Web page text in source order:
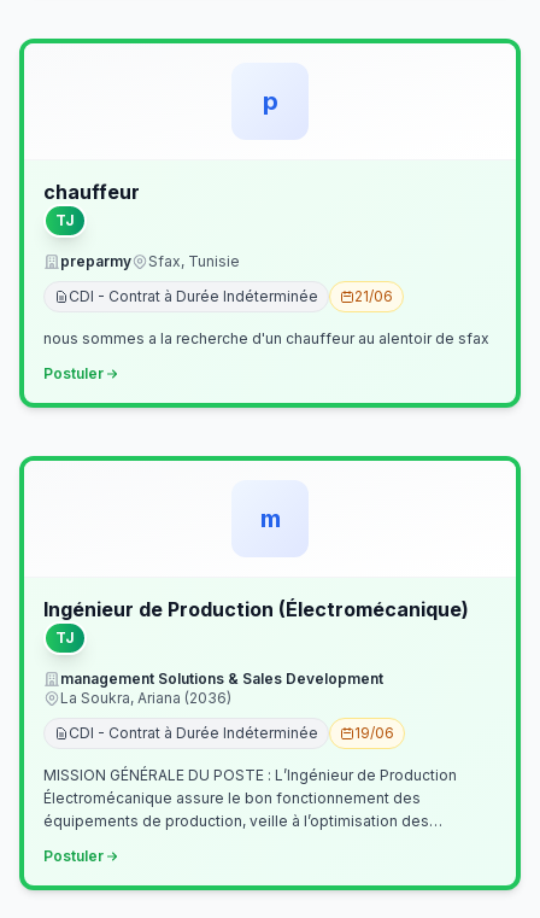
p
chauffeur
TJ
preparmy
Sfax, Tunisie
CDI - Contrat à Durée Indéterminée
21/06
nous sommes a la recherche d'un chauffeur au alentoir de sfax
Postuler
m
Ingénieur de Production (Électromécanique)
TJ
management Solutions & Sales Development
La Soukra, Ariana (2036)
CDI - Contrat à Durée Indéterminée
19/06
MISSION GÉNÉRALE DU POSTE : L’Ingénieur de Production
Électromécanique assure le bon fonctionnement des
équipements de production, veille à l’optimisation des
Postuler